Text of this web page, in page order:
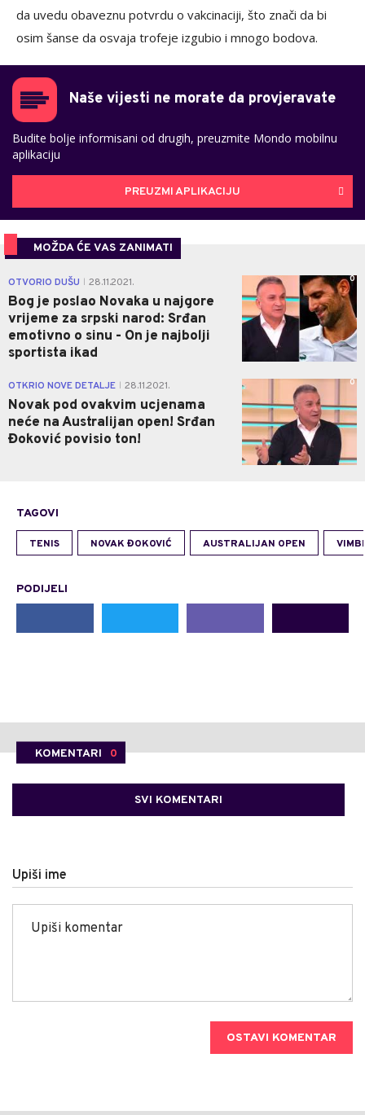
da uvedu obaveznu potvrdu o vakcinaciji, što znači da bi
osim šanse da osvaja trofeje izgubio i mnogo bodova.
Naše vijesti ne morate da provjeravate
Budite bolje informisani od drugih, preuzmite Mondo mobilnu
aplikaciju
PREUZMI APLIKACIJU
MOŽDA ĆE VAS ZANIMATI
OTVORIO DUŠU 28.11.2021.
Bog je poslao Novaka u najgore
vrijeme za srpski narod: Srđan
emotivno o sinu - On je najbolji
sportista ikad
0
OTKRIO NOVE DETALJE 28.11.2021.
Novak pod ovakvim ucjenama
neće na Australijan open! Srđan
Đoković povisio ton!
0
TAGOVI
TENIS NOVAK ĐOKOVIĆ AUSTRALIJAN OPEN
PODIJELI
KOMENTARI 0
SVI KOMENTARI
Upiši ime
OSTAVI KOMENTAR